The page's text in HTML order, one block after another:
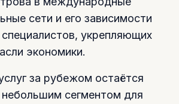
сети и его зависимости
укрепляющих
экономики.
за рубежом остаётся
небольшим сегментом для